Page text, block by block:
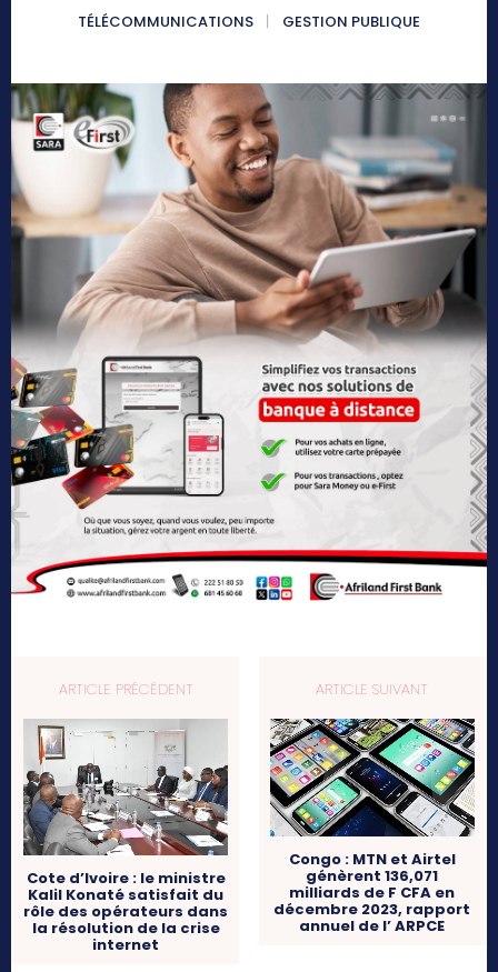
TÉLÉCOMMUNICATIONS
GESTION PUBLIQUE
ARTICLE PRÉCÉDENT
Cote d’Ivoire : le ministre
Kalil Konaté satisfait du
rôle des opérateurs dans
la résolution de la crise
internet
ARTICLE SUIVANT
Congo : MTN et Airtel
génèrent 136,071
milliards de F CFA en
décembre 2023, rapport
annuel de l’ ARPCE